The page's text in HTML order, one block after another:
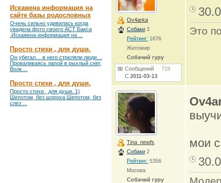
Искажена информация на
сайте базы родословных
Очень сильно удивилась когда
увидела фото своего АСТ Бакса
.Искажена информация на ...
Просто стихи , для души.
Он убегал… в него стреляли люди…
Проваливаясь лапой в рыхлый снег,
Волк ...
Просто стихи , для души.
Просто стихи , для души. 1)
Шепотом, без шороха Шепотом, без
слез ...
Ov4arka
Собаки 3
Рейтинг: 1876
Житомир
Собачий гуру
Сообщений 719
С 2011-03-13
Это
Tina_newfs
Собаки 2
Рейтинг: 5356
Москва
Собачий гуру
мои